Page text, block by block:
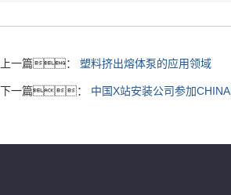
上一篇： 塑料挤出熔体泵的应用领域
下一篇： 中国X站安装公司参加